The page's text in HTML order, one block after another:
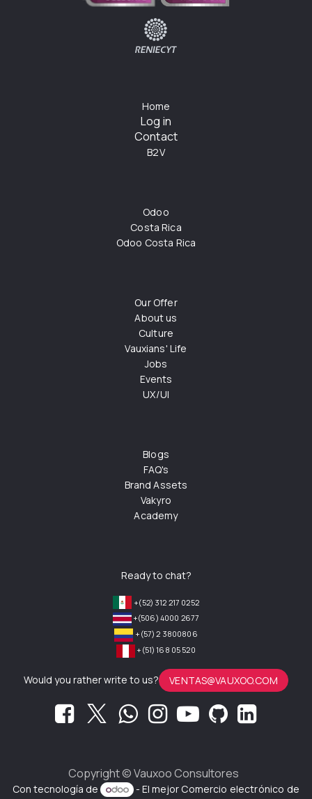
Home
Log in
Contact
B2V
Odoo
Costa Rica
Odoo Costa Rica
Our Offer
About us
Culture
Vauxians' Life
Jobs
Events
UX/UI
Blogs
FAQ's
Brand Assets
Vakyro
Academy
Ready to chat?
+(52) 312 217 0252
+(506) 4000 2677
+(57) 2 3800806
+(51) 168 05 520
Would you rather write to us? VENTAS@VAUXOO.COM
Copyright ©Vauxoo Consultores
Con tecnología de - El mejor Comercio electrónico de